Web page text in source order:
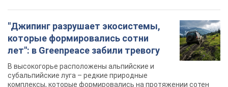
"Джипинг разрушает экосистемы,
которые формировались сотни
лет": в Greenpeace забили тревогу
В высокогорье расположены альпийские и
субальпийские луга – редкие природные
комплексы, которые формировались на протяжении сотен